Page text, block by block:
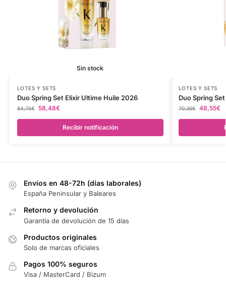
Sin stock
LOTES Y SETS
Duo Spring Set Elixir Ultime Huile 2026
84,75€ 58,48€
Recibir notificación
LOTES Y SETS
Duo Spring
70,36€ 48,55€
Envíos en 48-72h (días laborales)
España Peninsular y Baleares
Retorno y devolución
Garantía de devolución de 15 días
Productos originales
Solo de marcas oficiales
Pagos 100% seguros
Visa / MasterCard / Bizum